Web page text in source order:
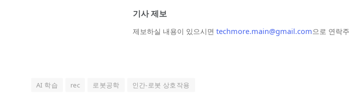
기사 제보
제보하실 내용이 있으시면 techmore.main@gmail.com으로 연락
AI 학습 rec 로봇공학 인간-로봇 상호작용